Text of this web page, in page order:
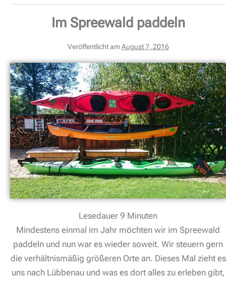
Im Spreewald paddeln
Veröffentlicht am August 7, 2016
Lesedauer 9 Minuten
Mindestens einmal im Jahr möchten wir im Spreewald
paddeln und nun war es wieder soweit. Wir steuern gern
die verhältnismäßig größeren Orte an. Dieses Mal zieht es
uns nach Lübbenau und was es dort alles zu erleben gibt,